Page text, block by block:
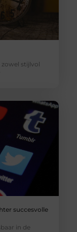
stijlvol
succesvolle
in de